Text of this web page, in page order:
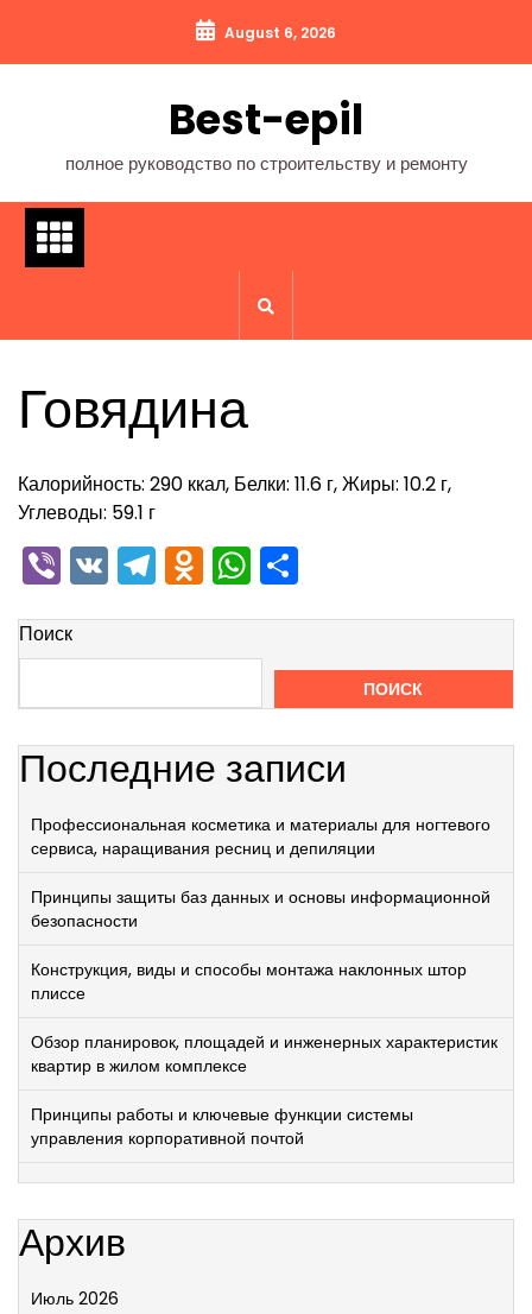
содержимому
August 6, 2026
Best-epil
полное руководство по строительству и ремонту
Говядина
Калорийность: 290 ккал, Белки: 11.6 г, Жиры: 10.2 г,
Углеводы: 59.1 г
Viber
VKTelegram
Odnoklassniki
WhatsApp
Поиск
ПОИСК
Последние записи
Профессиональная косметика и материалы для ногтевого
сервиса, наращивания ресниц и депиляции
Принципы защиты баз данных и основы информационной
безопасности
Конструкция, виды и способы монтажа наклонных штор
плиссе
Обзор планировок, площадей и инженерных характеристик
квартир в жилом комплексе
Принципы работы и ключевые функции системы
управления корпоративной почтой
Архив
Июль 2026